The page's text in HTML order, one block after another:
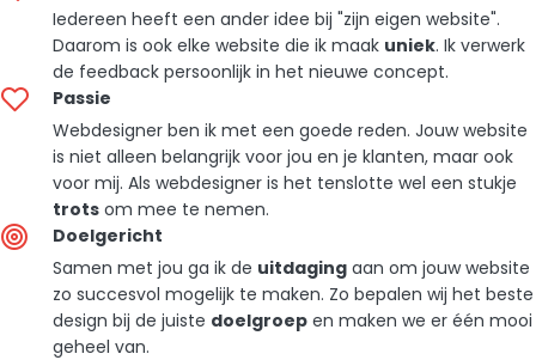
Iedereen heeft een ander idee bij "zijn eigen website".
Daarom is ook elke website die ik maak uniek. Ik verwerk
de feedback persoonlijk in het nieuwe concept.
Passie
Webdesigner ben ik met een goede reden. Jouw website
is niet alleen belangrijk voor jou en je klanten, maar ook
voor mij. Als webdesigner is het tenslotte wel een stukje
trots om mee te nemen.
Doelgericht
Samen met jou ga ik de uitdaging aan om jouw website
zo succesvol mogelijk te maken. Zo bepalen wij het beste
design bij de juiste doelgroep en maken we er één mooi
geheel van.